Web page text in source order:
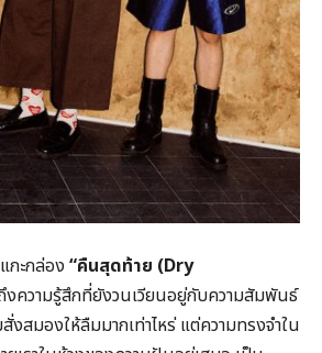
กะกล่อง “คืนสุดท้าย (Dry
งความรู้สึกที่ยังวนเวียนอยู่กับความสัมพันธ์
งสมองให้ลืมมากเท่าไหร่ แต่ความทรงจำใน